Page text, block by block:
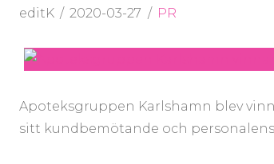
editK 2020-03-27 PR
Apoteksgruppen Karlshamn blev
sitt kundbemötande och